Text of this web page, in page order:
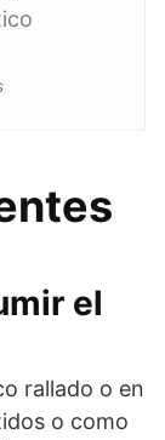
el
rallado o en
o como